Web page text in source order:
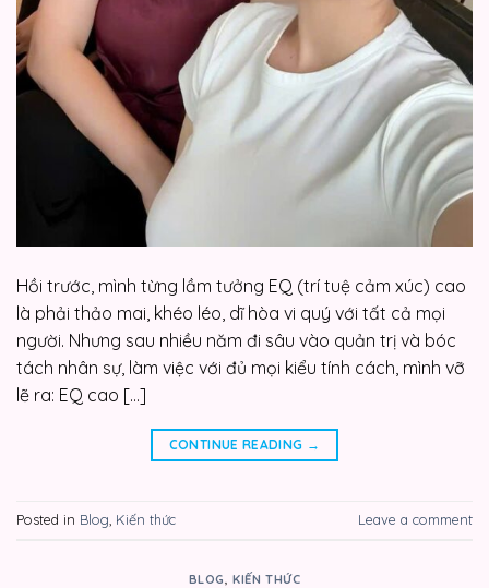
Hồi trước, mình từng lầm tưởng EQ (trí tuệ cảm xúc) cao
là phải thảo mai, khéo léo, dĩ hòa vi quý với tất cả mọi
người. Nhưng sau nhiều năm đi sâu vào quản trị và bóc
tách nhân sự, làm việc với đủ mọi kiểu tính cách, mình vỡ
lẽ ra: EQ cao […]
CONTINUE READING →
Posted in Blog Kiến thức Leave a comment
BLOG ,KIẾN THỨC